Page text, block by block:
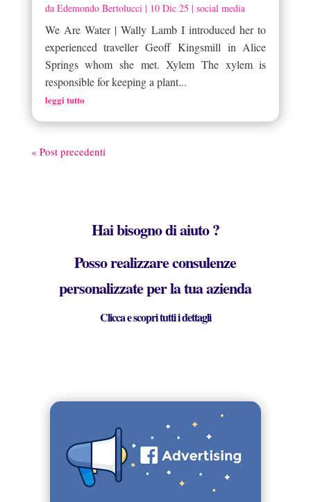
da Edemondo Bertolucci| 10 Dic 25 | social media
We Are Water | Wally Lamb I introduced her to
experienced traveller Geoff Kingsmill in Alice
Springs whom she met. Xylem The xylem is
responsible for keeping a plant...
leggi tutto
« Post precedenti
Hai bisogno di aiuto ?
Posso realizzare consulenze
personalizzate per la tua azienda
Clicca e scopri tutti i dettagli